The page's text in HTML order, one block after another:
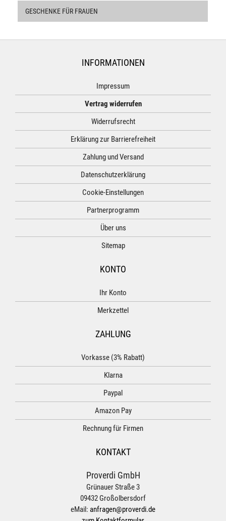
GESCHENKE FÜR FRAUEN
INFORMATIONEN
Impressum
Vertrag widerrufen
Widerrufsrecht
Erklärung zur Barrierefreiheit
Zahlung und Versand
Datenschutzerklärung
Cookie-Einstellungen
Partnerprogramm
Über uns
Sitemap
KONTO
Ihr Konto
Merkzettel
ZAHLUNG
Vorkasse (3% Rabatt)
Klarna
Paypal
Amazon Pay
Rechnung für Firmen
KONTAKT
Proverdi GmbH
Grünauer Straße 3
09432 Großolbersdorf
eMail: anfragen@proverdi.de